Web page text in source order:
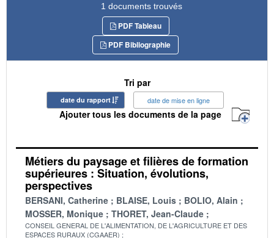
1 documents trouvés
PDF Tableau
PDF Bibliographie
Tri par
date du rapport date de mise en ligne
Ajouter tous les documents de la page
Métiers du paysage et filières de formation
supérieures : Situation, évolutions,
perspectives
BERSANI, Catherine BLAISE, Louis
BOLIO, Alain
MOSSER, Monique
THORET, Jean-Claude
CONSEIL GENERAL DE L'ALIMENTATION, DE L'AGRICULTURE ET DES
ESPACES RURAUX (CGAAER)